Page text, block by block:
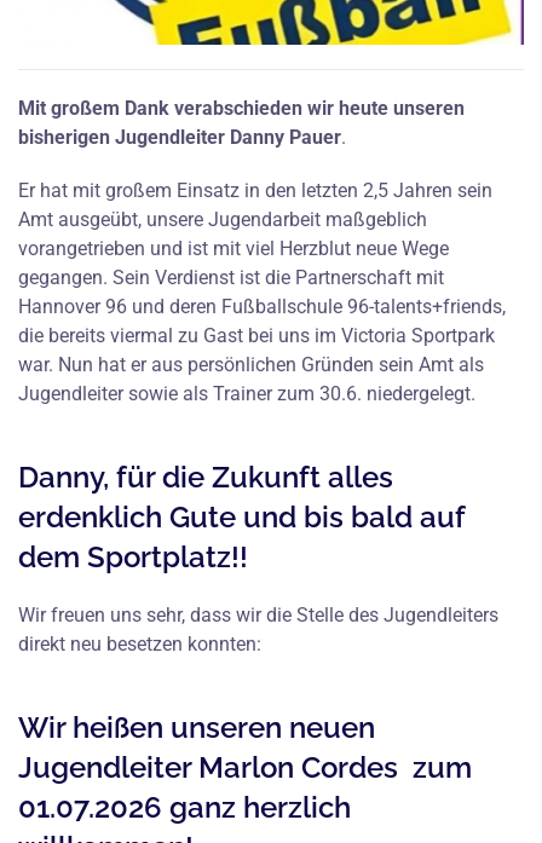
Mit großem Dank verabschieden wir heute unseren
bisherigen Jugendleiter Danny Pauer.
Er hat mit großem Einsatz in den letzten 2,5 Jahren sein
Amt ausgeübt, unsere Jugendarbeit maßgeblich
vorangetrieben und ist mit viel Herzblut neue Wege
gegangen. Sein Verdienst ist die Partnerschaft mit
Hannover 96 und deren Fußballschule 96-talents+friends,
die bereits viermal zu Gast bei uns im Victoria Sportpark
war. Nun hat er aus persönlichen Gründen sein Amt als
Jugendleiter sowie als Trainer zum 30.6. niedergelegt.
Danny, für die Zukunft alles
erdenklich Gute und bis bald auf
dem Sportplatz!!
Wir freuen uns sehr, dass wir die Stelle des Jugendleiters
direkt neu besetzen konnten:
Wir heißen unseren neuen
Jugendleiter Marlon Cordes zum
01.07.2026 ganz herzlich